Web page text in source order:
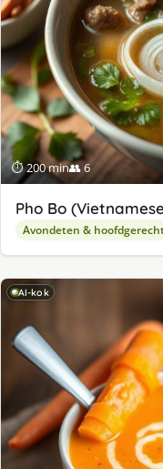
⏱ 200 min👥 6
Pho Bo
Avondeten &
AI-kok